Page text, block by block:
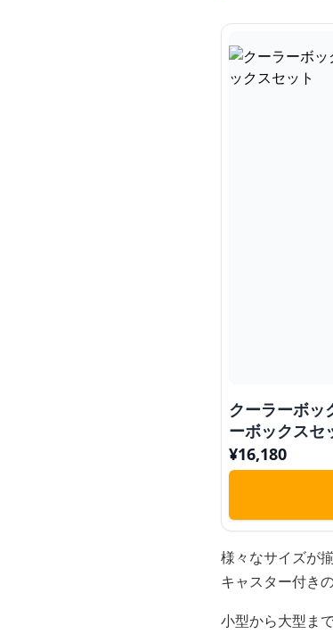
クーラーボッ
ーボックスセ
¥16,180
様々なサイズが
キャスター付き
小型から大型ま